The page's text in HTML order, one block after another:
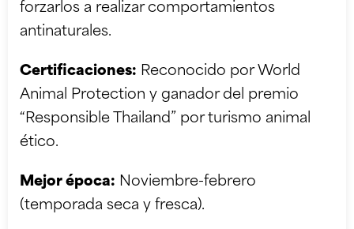
forzarlos a realizar comportamientos
antinaturales.
Certificaciones: Reconocido por World
Animal Protection y ganador del premio
“Responsible Thailand” por turismo animal
ético.
Mejor época: Noviembre-febrero
(temporada seca y fresca).